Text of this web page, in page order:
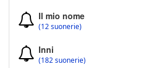
Il mio nome
(12 suonerie)
Inni
(182 suonerie)